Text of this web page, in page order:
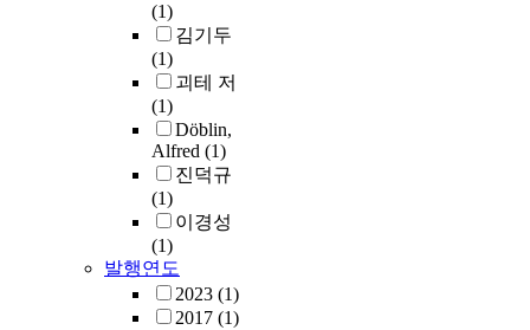
(1)
김기두
(1)
괴테 저
(1)
Döblin,
Alfred (1)
진덕규
(1)
이경성
(1)
발행연도
2023 (1)
2017 (1)